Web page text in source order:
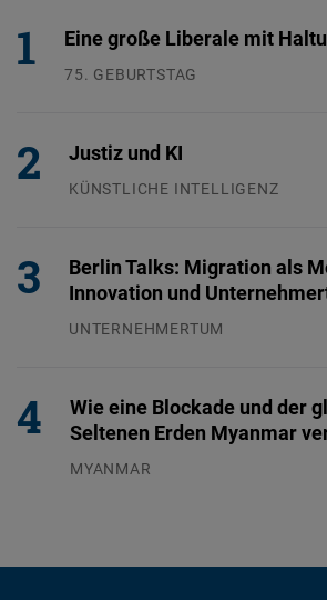
Eine große Liberale mit
75. GEBURTSTAG
Justiz und KI
KÜNSTLICHE INTELLIGENZ
Berlin Talks: Migration als
Innovation und
UNTERNEHMERTUM
Wie eine Blockade und der
Seltenen Erden Myanmar
MYANMAR